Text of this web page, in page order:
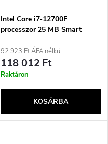
Intel Core i7-12700F
processzor 25 MB Smart
92 923 Ft ÁFA nélkül
118 012 Ft
Raktáron
KOSÁRBA